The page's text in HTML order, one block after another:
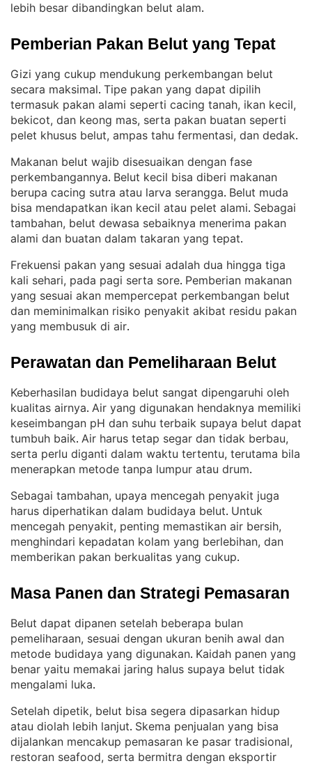
lebih besar dibandingkan belut alam.
Pemberian Pakan Belut yang Tepat
Gizi yang cukup mendukung perkembangan belut
secara maksimal. Tipe pakan yang dapat dipilih
termasuk pakan alami seperti cacing tanah, ikan kecil,
bekicot, dan keong mas, serta pakan buatan seperti
pelet khusus belut, ampas tahu fermentasi, dan dedak.
Makanan belut wajib disesuaikan dengan fase
perkembangannya. Belut kecil bisa diberi makanan
berupa cacing sutra atau larva serangga. Belut muda
bisa mendapatkan ikan kecil atau pelet alami. Sebagai
tambahan, belut dewasa sebaiknya menerima pakan
alami dan buatan dalam takaran yang tepat.
Frekuensi pakan yang sesuai adalah dua hingga tiga
kali sehari, pada pagi serta sore. Pemberian makanan
yang sesuai akan mempercepat perkembangan belut
dan meminimalkan risiko penyakit akibat residu pakan
yang membusuk di air.
Perawatan dan Pemeliharaan Belut
Keberhasilan budidaya belut sangat dipengaruhi oleh
kualitas airnya. Air yang digunakan hendaknya memiliki
keseimbangan pH dan suhu terbaik supaya belut dapat
tumbuh baik. Air harus tetap segar dan tidak berbau,
serta perlu diganti dalam waktu tertentu, terutama bila
menerapkan metode tanpa lumpur atau drum.
Sebagai tambahan, upaya mencegah penyakit juga
harus diperhatikan dalam budidaya belut. Untuk
mencegah penyakit, penting memastikan air bersih,
menghindari kepadatan kolam yang berlebihan, dan
memberikan pakan berkualitas yang cukup.
Masa Panen dan Strategi Pemasaran
Belut dapat dipanen setelah beberapa bulan
pemeliharaan, sesuai dengan ukuran benih awal dan
metode budidaya yang digunakan. Kaidah panen yang
benar yaitu memakai jaring halus supaya belut tidak
mengalami luka.
Setelah dipetik, belut bisa segera dipasarkan hidup
atau diolah lebih lanjut. Skema penjualan yang bisa
dijalankan mencakup pemasaran ke pasar tradisional,
restoran seafood, serta bermitra dengan eksportir